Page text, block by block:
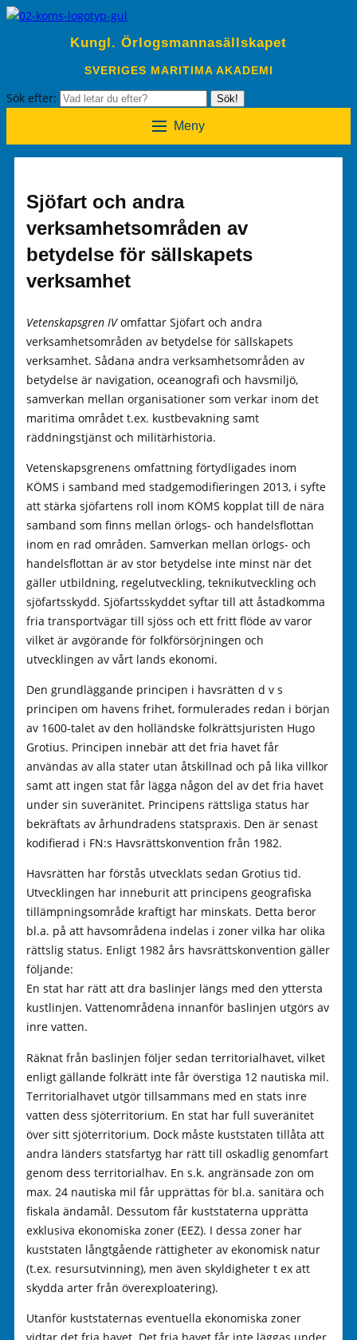
Kungl. Örlogsmannasällskapet
SVERIGES MARITIMA AKADEMI
Sök efter: Sök!
Meny
Sjöfart och andra
verksamhetsområden av
betydelse för sällskapets
verksamhet
Vetenskapsgren IVomfattar Sjöfart och andra
verksamhetsområden av betydelse för sällskapets
verksamhet. Sådana andra verksamhetsområden av
betydelse är navigation, oceanografi och havsmiljö,
samverkan mellan organisationer som verkar inom det
maritima området t.ex. kustbevakning samt
räddningstjänst och militärhistoria.
Vetenskapsgrenens omfattning förtydligades inom
KÖMS i samband med stadgemodifieringen 2013, i syfte
att stärka sjöfartens roll inom KÖMS kopplat till de nära
samband som finns mellan örlogs- och handelsflottan
inom en rad områden. Samverkan mellan örlogs- och
handelsflottan är av stor betydelse inte minst när det
gäller utbildning, regelutveckling, teknikutveckling och
sjöfartsskydd. Sjöfartsskyddet syftar till att åstadkomma
fria transportvägar till sjöss och ett fritt flöde av varor
vilket är avgörande för folkförsörjningen och
utvecklingen av vårt lands ekonomi.
Den grundläggande principen i havsrätten d v s
principen om havens frihet, formulerades redan i början
av 1600-talet av den holländske folkrättsjuristen Hugo
Grotius. Principen innebär att det fria havet får
användas av alla stater utan åtskillnad och på lika villkor
samt att ingen stat får lägga någon del av det fria havet
under sin suveränitet. Principens rättsliga status har
bekräftats av århundradens statspraxis. Den är senast
kodifierad i FN:s Havsrättskonvention från 1982.
Havsrätten har förstås utvecklats sedan Grotius tid.
Utvecklingen har inneburit att principens geografiska
tillämpningsområde kraftigt har minskats. Detta beror
bl.a. på att havsområdena indelas i zoner vilka har olika
rättslig status. Enligt 1982 års havsrättskonvention gäller
följande:
En stat har rätt att dra baslinjer längs med den yttersta
kustlinjen. Vattenområdena innanför baslinjen utgörs av
inre vatten.
Räknat från baslinjen följer sedan territorialhavet, vilket
enligt gällande folkrätt inte får överstiga 12 nautiska mil.
Territorialhavet utgör tillsammans med en stats inre
vatten dess sjöterritorium. En stat har full suveränitet
över sitt sjöterritorium. Dock måste kuststaten tillåta att
andra länders statsfartyg har rätt till oskadlig genomfart
genom dess territorialhav. En s.k. angränsade zon om
max. 24 nautiska mil får upprättas för bl.a. sanitära och
fiskala ändamål. Dessutom får kuststaterna upprätta
exklusiva ekonomiska zoner (EEZ). I dessa zoner har
kuststaten långtgående rättigheter av ekonomisk natur
(t.ex. resursutvinning), men även skyldigheter t ex att
skydda arter från överexploatering).
Utanför kuststaternas eventuella ekonomiska zoner